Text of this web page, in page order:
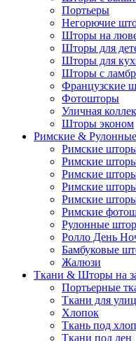
Портьеры
Негорючие
Шторы на
Шторы для
Шторы для
Шторы с
Французские
Фотошторы
Уличная
Шторы эконом
Римские &
Римские
Римские
Римские
Римские
Римские
Римские
Рулонные
Ролло День
Бамбуковые
Жалюзи
Ткани & Шторы на
Портьерные
Ткани для
Хлопок
Ткань под
Ткани под лен